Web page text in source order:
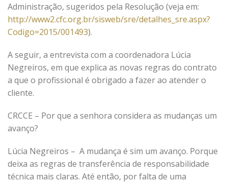
Administração, sugeridos pela Resolução (veja em:
http://www2.cfc.org.br/sisweb/sre/detalhes_sre.aspx?
Codigo=2015/001493).
A seguir, a entrevista com a coordenadora Lúcia
Negreiros, em que explica as novas regras do contrato
a que o profissional é obrigado a fazer ao atender o
cliente.
CRCCE – Por que a senhora considera as mudanças um
avanço?
Lúcia Negreiros – A mudança é sim um avanço. Porque
deixa as regras de transferência de responsabilidade
técnica mais claras. Até então, por falta de uma